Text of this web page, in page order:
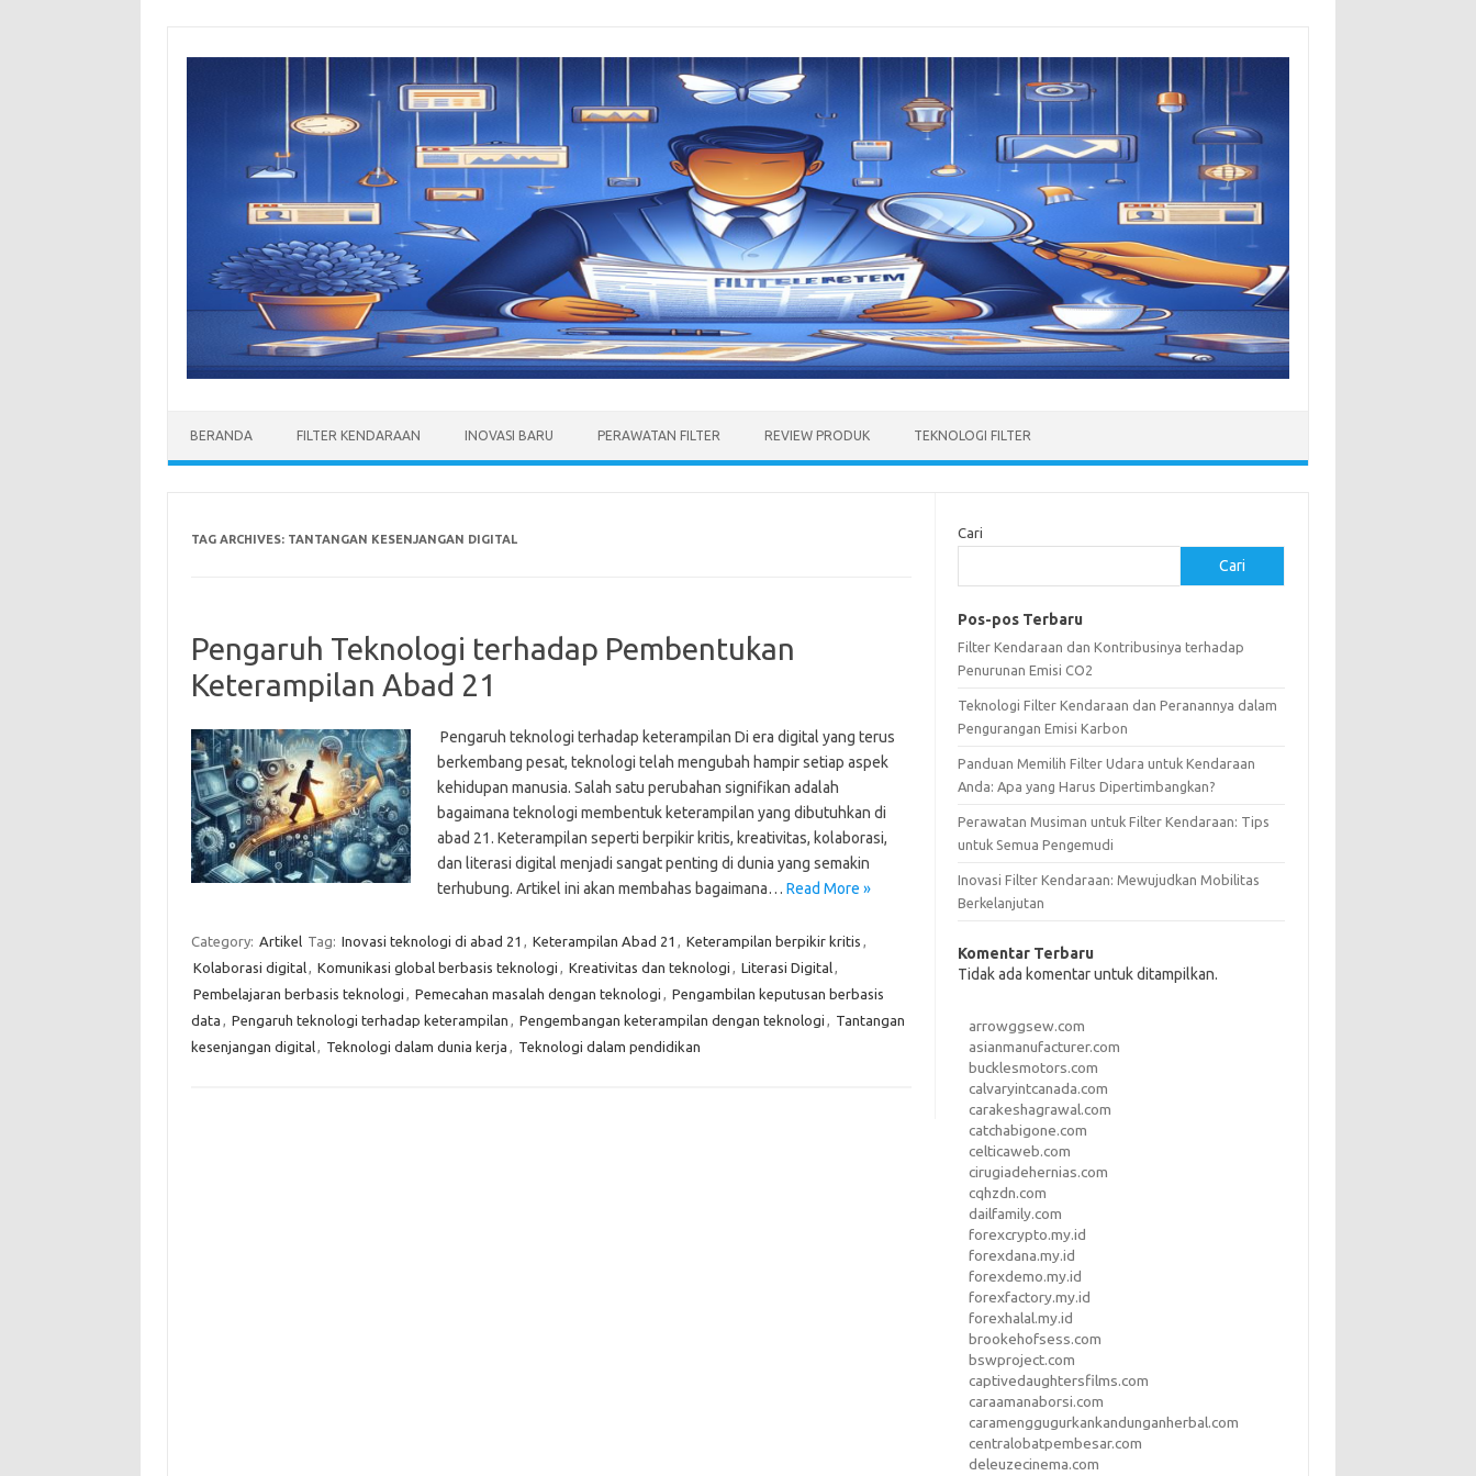
BERANDA FILTER KENDARAAN INOVASI BARU PERAWATAN FILTER REVIEW PRODUK TEKNOLOGI FILTER
TAG ARCHIVES: TANTANGAN KESENJANGAN DIGITAL
Pengaruh Teknologi terhadap Pembentukan
Keterampilan Abad 21
Pengaruh teknologi terhadap keterampilan Di era digital yang terus
berkembang pesat, teknologi telah mengubah hampir setiap aspek
kehidupan manusia. Salah satu perubahan signifikan adalah
bagaimana teknologi membentuk keterampilan yang dibutuhkan di
abad 21. Keterampilan seperti berpikir kritis, kreativitas, kolaborasi,
dan literasi digital menjadi sangat penting di dunia yang semakin
terhubung. Artikel ini akan membahas bagaimana… Read More »
Category: Artikel Tag: Inovasi teknologi di abad 21 , Keterampilan Abad 21 , Keterampilan berpikir kritis ,
Kolaborasi digital, Komunikasi global berbasis teknologi , Kreativitas dan teknologi , Literasi Digital,
Pembelajaran berbasis teknologi , Pemecahan masalah dengan teknologi , Pengambilan keputusan berbasis
data , Pengaruh teknologi terhadap keterampilan , Pengembangan keterampilan dengan teknologi , Tantangan
kesenjangan digital, Teknologi dalam dunia kerja , Teknologi dalam pendidikan
Cari
Cari
Pos-pos Terbaru
Filter Kendaraan dan Kontribusinya terhadap
Penurunan Emisi CO2
Teknologi Filter Kendaraan dan Peranannya dalam
Pengurangan Emisi Karbon
Panduan Memilih Filter Udara untuk Kendaraan
Anda: Apa yang Harus Dipertimbangkan?
Perawatan Musiman untuk Filter Kendaraan: Tips
untuk Semua Pengemudi
Inovasi Filter Kendaraan: Mewujudkan Mobilitas
Berkelanjutan
Komentar Terbaru
Tidak ada komentar untuk ditampilkan.
arrowggsew.com
asianmanufacturer.com
bucklesmotors.com
calvaryintcanada.com
carakeshagrawal.com
catchabigone.com
celticaweb.com
cirugiadehernias.com
cqhzdn.com
dailfamily.com
forexcrypto.my.id
forexdana.my.id
forexdemo.my.id
forexfactory.my.id
forexhalal.my.id
brookehofsess.com
bswproject.com
captivedaughtersfilms.com
caraamanaborsi.com
caramenggugurkankandunganherbal.com
centralobatpembesar.com
deleuzecinema.com